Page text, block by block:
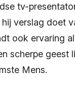
tv-
verslag doet
ook ervaring
scherpe geest
Mens.